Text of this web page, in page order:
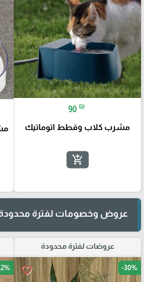
90 ₪
مشرب كلاب وقطط اتوماتيك
add_shopping_cart
عروض وخصومات لفترة
عروضات لفترة محدودة
favorite_border -30%